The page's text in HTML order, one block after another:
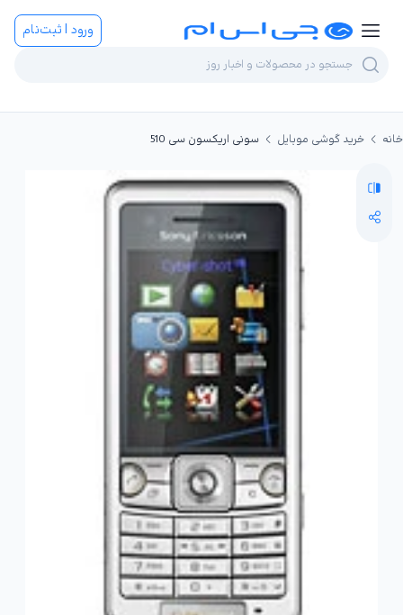
ورود | ثبت‌نام
خانه خرید گوشی موبایل سونی اریکسون سی 510